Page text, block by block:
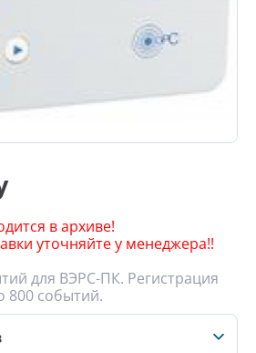
в архиве!
уточняйте у менеджера!!
для ВЭРС-ПК. Регистрация
800 событий.